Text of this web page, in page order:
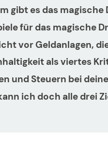
gibt es das magische
für das magische
vor Geldanlagen,
als viertes
und Steuern bei
ich doch alle drei